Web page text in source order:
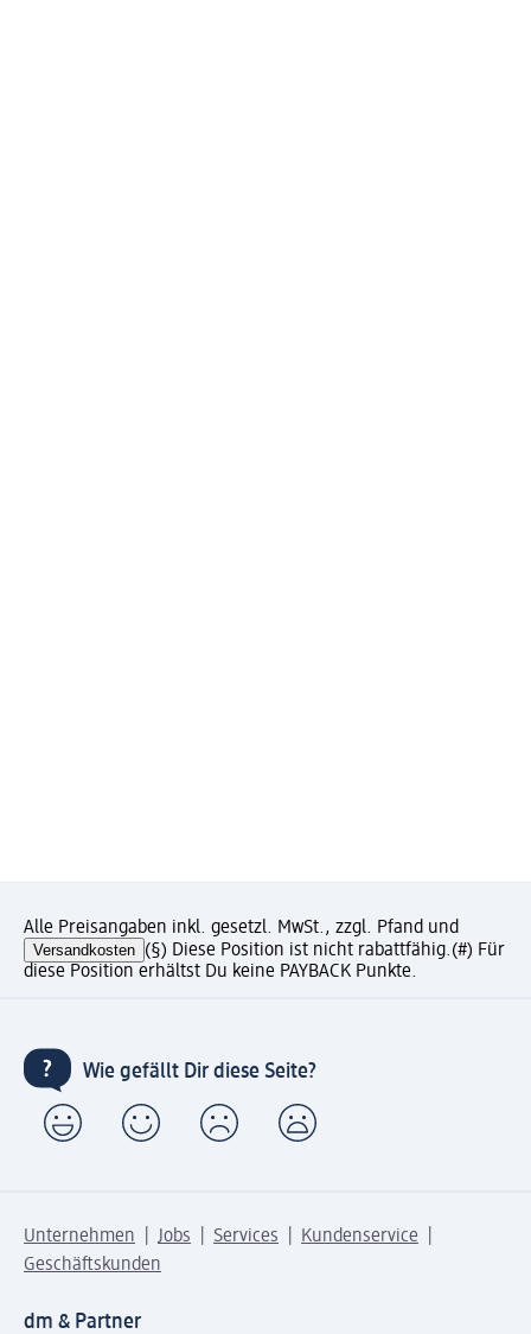
Alle Preisangaben inkl. gesetzl. MwSt., zzgl. Pfand und
Versandkosten (§) Diese Position ist nicht rabattfähig.(#) Für
diese Position erhältst Du keine PAYBACK Punkte.
Wie gefällt Dir diese Seite?
Unternehmen Jobs Services
Kundenservice
Geschäftskunden
dm & Partner